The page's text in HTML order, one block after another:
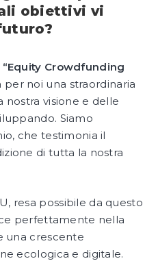
obiettivi vi
“Equity Crowdfunding
per noi una straordinaria
visione e delle
Siamo
che testimonia il
di tutta la nostra
resa possibile da questo
perfettamente nella
una crescente
ecologica e digitale.